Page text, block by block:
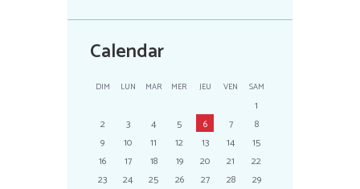
Calendar
DIM LUN MAR MER JEU VEN SAM
1
2
3 4 5 6 7
8
9
10 11 12 13 14
15
16
17 18 19 20 21
22
23
24 25 26 27 28
29